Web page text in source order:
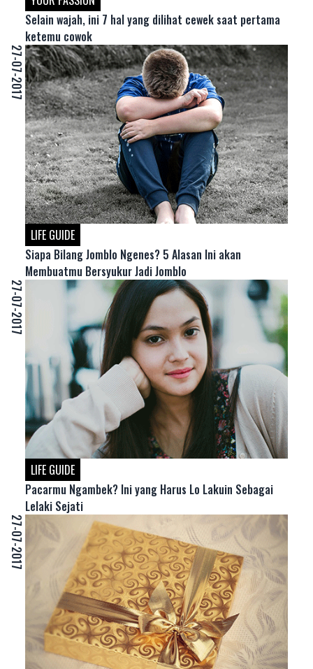
Selain wajah, ini 7 hal yang dilihat cewek saat pertama
ketemu cowok
27-07-2017
LIFE GUIDE
Siapa Bilang Jomblo Ngenes? 5 Alasan Ini akan
Membuatmu Bersyukur Jadi Jomblo
27-07-2017
LIFE GUIDE
Pacarmu Ngambek? Ini yang Harus Lo Lakuin Sebagai
Lelaki Sejati
27-07-2017